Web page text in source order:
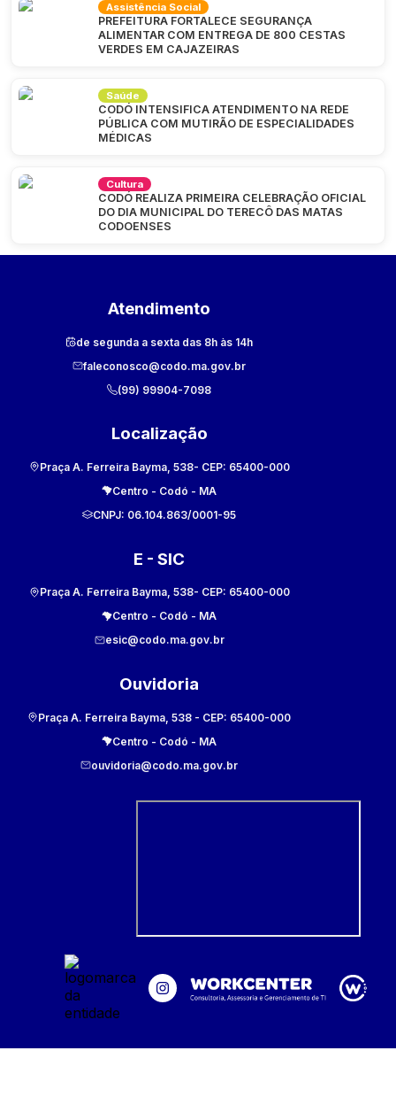
Assistência Social
PREFEITURA FORTALECE SEGURANÇA
ALIMENTAR COM ENTREGA DE 800 CESTAS
VERDES EM CAJAZEIRAS
Saúde
CODÓ INTENSIFICA ATENDIMENTO NA REDE
PÚBLICA COM MUTIRÃO DE ESPECIALIDADES
MÉDICAS
Cultura
CODÓ REALIZA PRIMEIRA CELEBRAÇÃO OFICIAL
DO DIA MUNICIPAL DO TERECÔ DAS MATAS
CODOENSES
Atendimento
de segunda a sexta das 8h às 14h
faleconosco@codo.ma.gov.br
(99) 99904-7098
Localização
Praça A. Ferreira Bayma, 538- CEP: 65400-000
Centro - Codó - MA
CNPJ: 06.104.863/0001-95
E - SIC
Praça A. Ferreira Bayma, 538- CEP: 65400-000
Centro - Codó - MA
esic@codo.ma.gov.br
Ouvidoria
Praça A. Ferreira Bayma, 538 - CEP: 65400-000
Centro - Codó - MA
ouvidoria@codo.ma.gov.br